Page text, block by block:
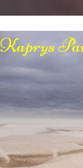
Kaprys